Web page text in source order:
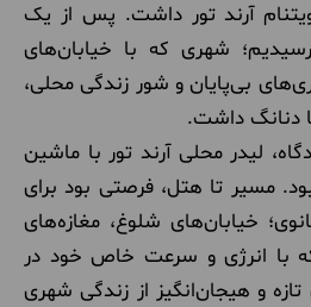
ویتنام آرند تور داشت. پس از یک
رسیدیم؛ شهری که با خیابان‌های
بی‌پایان و شور زندگی محلی،
دنانگ داشت.
لیدر محلی آرند تور با ماشین
مسیر تا هتل، فرصتی بود برای
خیابان‌های شلوغ، مغازه‌های
با انرژی و سرعت خاص خود در
تازه و هیجان‌انگیز از زندگی شهری